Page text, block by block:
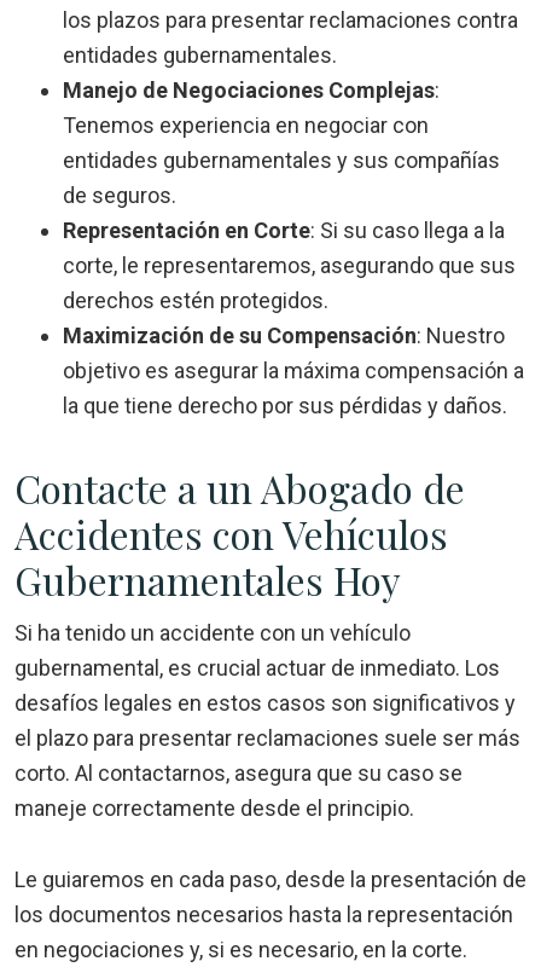
los plazos para presentar reclamaciones contra
entidades gubernamentales.
Manejo de Negociaciones Complejas:
Tenemos experiencia en negociar con
entidades gubernamentales y sus compañías
de seguros.
Representación en Corte: Si su caso llega a la
corte, le representaremos, asegurando que sus
derechos estén protegidos.
Maximización de su Compensación: Nuestro
objetivo es asegurar la máxima compensación a
la que tiene derecho por sus pérdidas y daños.
Contacte a un Abogado de
Accidentes con Vehículos
Gubernamentales Hoy
Si ha tenido un accidente con un vehículo
gubernamental, es crucial actuar de inmediato. Los
desafíos legales en estos casos son significativos y
el plazo para presentar reclamaciones suele ser más
corto. Al contactarnos, asegura que su caso se
maneje correctamente desde el principio.
Le guiaremos en cada paso, desde la presentación de
los documentos necesarios hasta la representación
en negociaciones y, si es necesario, en la corte.